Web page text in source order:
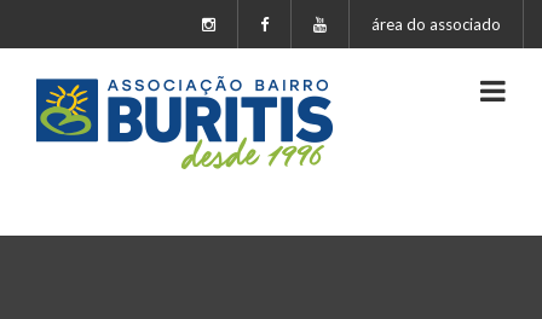
área do associado